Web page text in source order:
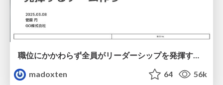
職位にかかわらず全員がリーダーシップを発揮するチーム作り / Building a team where everyone can demonstrate leadership regardless of position
madoxten
64 56k